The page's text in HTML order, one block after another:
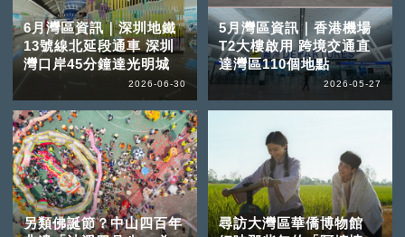
6月灣區資訊｜深圳地鐵
13號線北延段通車 深圳
灣口岸45分鐘達光明城
2026-06-30
5月灣區資訊｜香港機場
T2大樓啟用 跨境交通直
達灣區110個地點
2026-05-27
另類佛誕節？中山四百年
尋訪大灣區華僑博物館